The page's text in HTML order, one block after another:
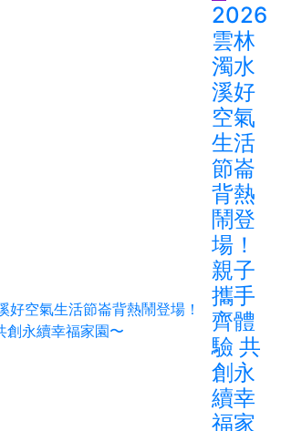
2026
雲林
濁水
溪好
空氣
生活
節崙
背熱
鬧登
場！
親子
攜手
齊體
驗 共
創永
續幸
福家